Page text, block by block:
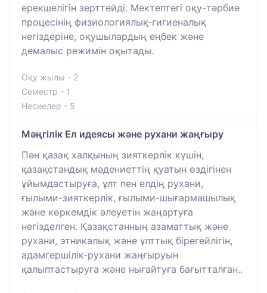
ерекшелігін зерттейді. Мектептегі оқу-тәрбие
процесінің физиологиялық-гигиеналық
негіздеріне, оқушылардың еңбек және
демалыс режимін оқытады.
Оқу жылы - 2
Семестр - 1
Несиелер - 5
Мәңгілік Ел идеясы және рухани жаңғыру
Пән қазақ халқының зияткерлік күшін,
қазақстандық мәдениеттің қуатын өздігінен
ұйымдастыруға, ұлт пен елдің рухани,
ғылыми-зияткерлік, ғылыми-шығармашылық
және көркемдік әлеуетін жаңартуға
негізделген. Қазақстанның азаматтық және
рухани, этникалық және ұлттық бірегейлігін,
адамгершілік-рухани жаңғыруын
қалыптастыруға және нығайтуға бағытталған..